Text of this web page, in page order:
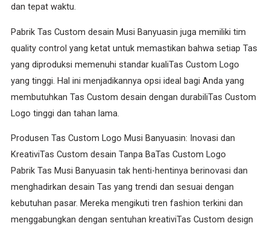
dan tepat waktu.
Pabrik Tas Custom desain Musi Banyuasin juga memiliki tim
quality control yang ketat untuk memastikan bahwa setiap Tas
yang diproduksi memenuhi standar kualiTas Custom Logo
yang tinggi. Hal ini menjadikannya opsi ideal bagi Anda yang
membutuhkan Tas Custom desain dengan durabiliTas Custom
Logo tinggi dan tahan lama.
Produsen Tas Custom Logo Musi Banyuasin: Inovasi dan
KreativiTas Custom desain Tanpa BaTas Custom Logo
Pabrik Tas Musi Banyuasin tak henti-hentinya berinovasi dan
menghadirkan desain Tas yang trendi dan sesuai dengan
kebutuhan pasar. Mereka mengikuti tren fashion terkini dan
menggabungkan dengan sentuhan kreativiTas Custom design